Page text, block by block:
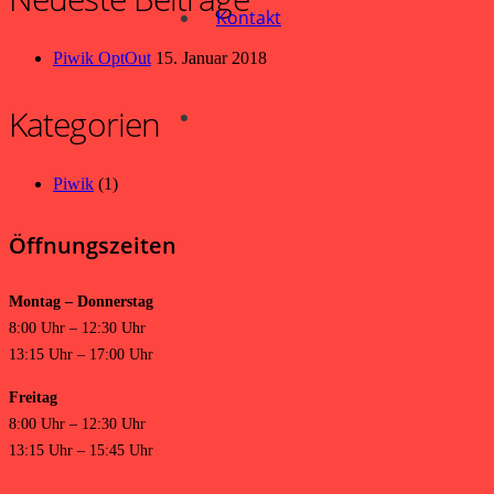
Kontakt
Piwik OptOut 15. Januar 2018
Kategorien
Piwik (1)
Öffnungszeiten
Montag – Donnerstag
8:00 Uhr – 12:30 Uhr
13:15 Uhr – 17:00 Uhr
Freitag
8:00 Uhr – 12:30 Uhr
13:15 Uhr – 15:45 Uhr